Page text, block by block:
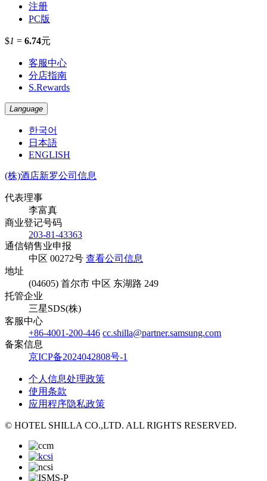
注册
PC版
$1 = 6.74元
客服中心
分店指南
S.Rewards
Language
한국어
日本語
ENGLISH
(株)酒店新罗公司信息
代表理事
李富真
商业登记号码
203-81-43363
通信销售业申报
中区 00272号 查看公司信息
地址
(04605) 首尔市 中区 东湖路 249
托管企业
三星SDS(株)
客服中心
+86-4001-200-446 cc.shilla@partner.samsung.com
备案信息
京ICP备2024042808号-1
个人信息处理政策
使用条款
应用程序隐私政策
© HOTEL SHILLA CO.,LTD. ALL RIGHTS RESERVED.